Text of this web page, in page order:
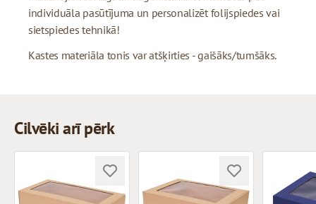
individuāla pasūtījuma un personalizēt folijspiedes vai
sietspiedes tehnikā!
Kastes materiāla tonis var atšķirties - gaišāks/tumšāks.
Cilvēki arī pērk